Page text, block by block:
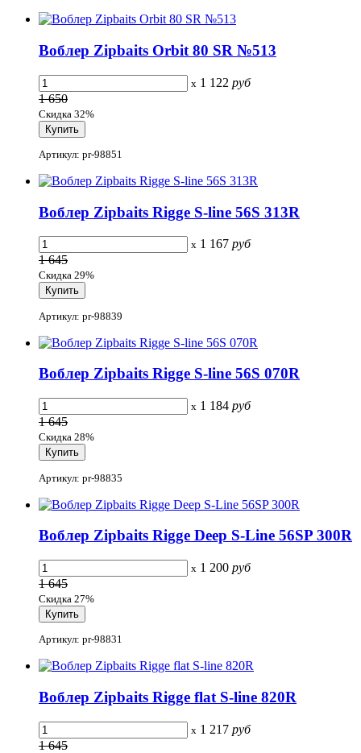
Воблер Zipbaits Orbit 80 SR №513
x 1 122 руб
1 650
Скидка 32%
Артикул: pr-98851
Воблер Zipbaits Rigge S-line 56S 313R
x 1 167 руб
1 645
Скидка 29%
Артикул: pr-98839
Воблер Zipbaits Rigge S-line 56S 070R
x 1 184 руб
1 645
Скидка 28%
Артикул: pr-98835
Воблер Zipbaits Rigge Deep S-Line 56SP 300R
x 1 200 руб
1 645
Скидка 27%
Артикул: pr-98831
Воблер Zipbaits Rigge flat S-line 820R
x 1 217 руб
1 645